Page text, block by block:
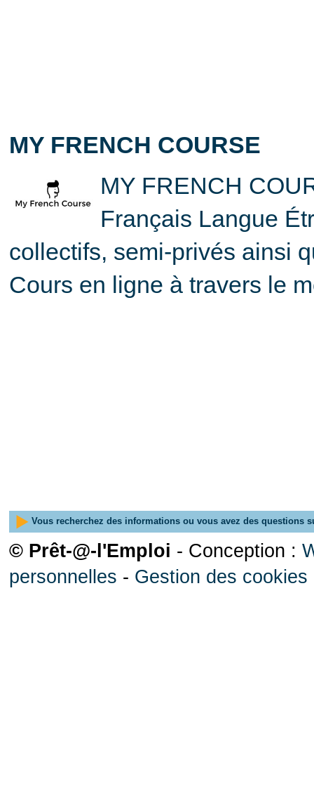
MY FRENCH COURSE
MY FRENCH
Français Langue
collectifs, semi-privés ainsi
Cours en ligne à travers le
Vous recherchez des informations ou vous avez des questions
© Prêt-@-l'Emploi - Conception :
personnelles - Gestion des cookies